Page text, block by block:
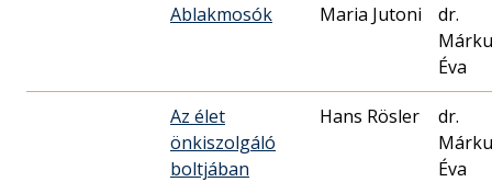
Ablakmosók Maria Jutoni
dr.
Éva
Az élet
önkiszolgáló
boltjában
Hans Rösler
dr.
Éva